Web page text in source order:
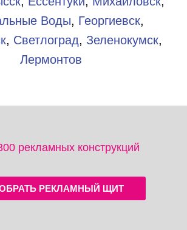
Воды, Георгиевск,
, Светлоград, Зеленокумск,
Лермонтов
рекламных конструкций
РЕКЛАМНЫЙ ЩИТ